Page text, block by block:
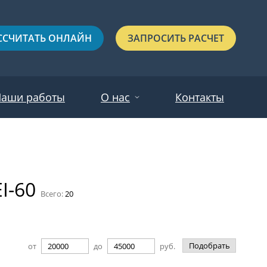
ОНЛАЙН ЗАПРОСИТЬ РАСЧЕТ
С выдавленным рисунком
работы О нас Контакты
60 Всего:20
от до руб. Подобрать